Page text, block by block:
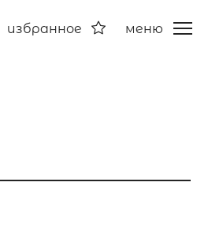
избранное меню